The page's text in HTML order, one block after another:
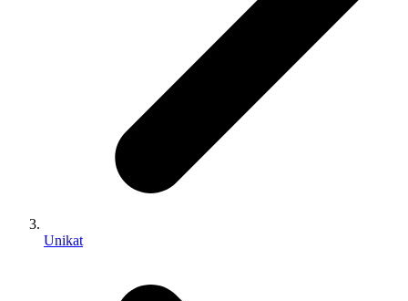
Unikat